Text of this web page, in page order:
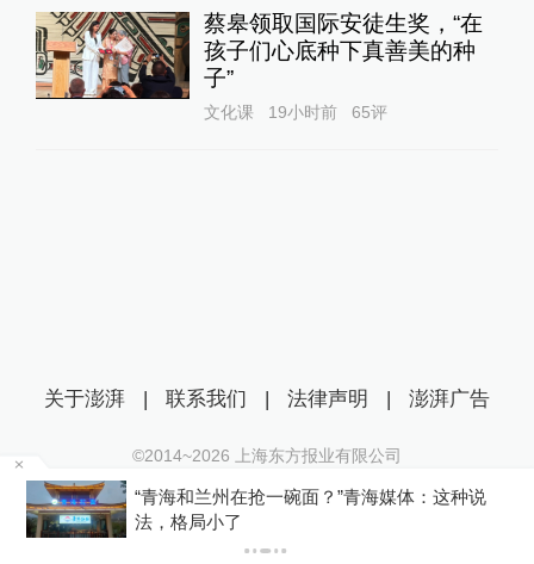
蔡皋领取国际安徒生奖，“在
孩子们心底种下真善美的种
子”
文化课 19小时前 65评
“青海和兰州在抢一碗面？”青海媒体：这种说
法，格局小了
关于澎湃 | 联系我们 | 法律声明 | 澎湃广告
©2014~2026 上海东方报业有限公司
沪ICP证：沪B2-20170116 | 沪ICP备14003370号
互联网新闻信息服务许可证：31120170006
沪公网安备 31010602000299号